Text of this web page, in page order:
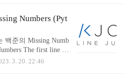
split 한 다음 "" 일 경
룹이 있을 경우 그 중
골라 콜론 2개(::) 로
문자열을 split 한 리
값 만큼 full_address
":" 으로 split 하면 ""
Numbers (Pyt
백준의 Missing Numb
The first line of
1 ≤ n ≤ 100. Eac
3. 20. 22:46